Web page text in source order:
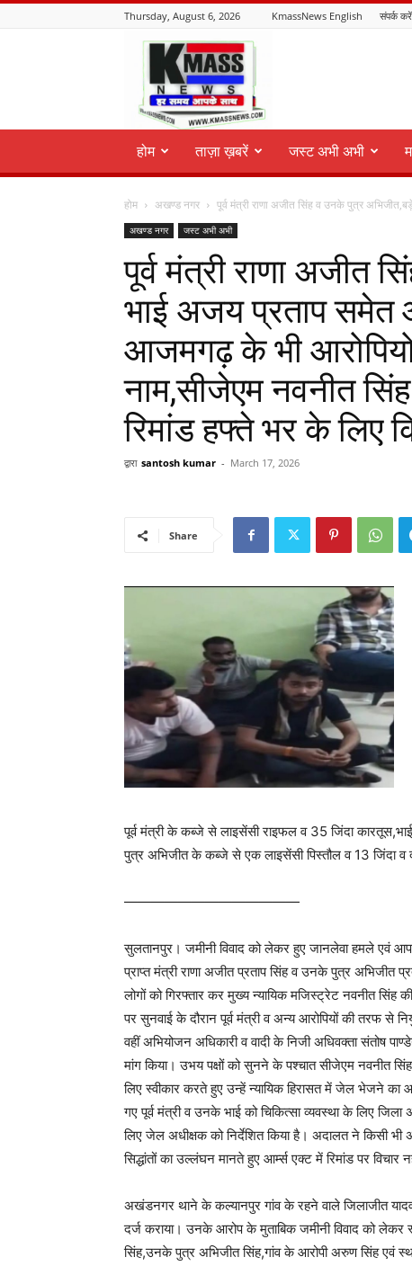
Thursday, August 6, 2026 KmassNews English संपर्क करें
KmassNews
होम ताज़ा ख़बरें जस्ट अभी अभी
होम अखण्ड नगर पूर्व मंत्री राणा अजीत सिंह व उनके पुत्र
अखण्ड नगर जस्ट अभी अभी
पूर्व मंत्री राणा अजीत
भाई अजय प्रताप
आजमगढ़ के भी
नाम,सीजेएम नवनीत
रिमांड हफ्ते भर के लिए
द्वारा santosh kumar - March 17, 2026
Share
पूर्व मंत्री के कब्जे से लाइसेंसी राइफल व 35 जिंदा
पुत्र अभिजीत के कब्जे से एक लाइसेंसी पिस्तौल व 13 जिंदा व
—————————————
सुलतानपुर। जमीनी विवाद को लेकर हुए जानलेवा हमले एवं
प्राप्त मंत्री राणा अजीत प्रताप सिंह व उनके पुत्र
लोगों को गिरफ्तार कर मुख्य न्यायिक मजिस्ट्रेट नवनीत सिंह
पर सुनवाई के दौरान पूर्व मंत्री व अन्य आरोपियों की तरफ से
वहीं अभियोजन अधिकारी व वादी के निजी अधिवक्ता संतोष
मांग किया। उभय पक्षों को सुनने के पश्चात सीजेएम नवनीत
लिए स्वीकार करते हुए उन्हें न्यायिक हिरासत में जेल भेजने का
गए पूर्व मंत्री व उनके भाई को चिकित्सा व्यवस्था के लिए
लिए जेल अधीक्षक को निर्देशित किया है। अदालत ने किसी
सिद्धांतों का उल्लंघन मानते हुए आर्म्स एक्ट में रिमांड पर
अखंडनगर थाने के कल्यानपुर गांव के रहने वाले जिलाजीत
दर्ज कराया। उनके आरोप के मुताबिक जमीनी विवाद को लेकर
सिंह,उनके पुत्र अभिजीत सिंह,गांव के आरोपी अरुण सिंह एवं